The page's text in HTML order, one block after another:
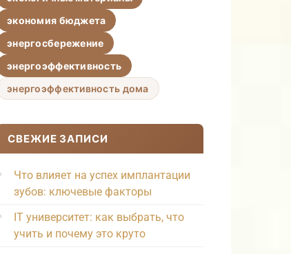
экономия бюджета
энергосбережение
энергоэффективность
энергоэффективность дома
СВЕЖИЕ ЗАПИСИ
Что влияет на успех имплантации
зубов: ключевые факторы
IT университет: как выбрать, что
учить и почему это круто